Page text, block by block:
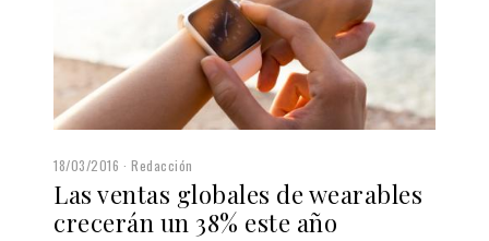
18/03/2016 Redacción
Las ventas globales de wearables
crecerán un 38% este año